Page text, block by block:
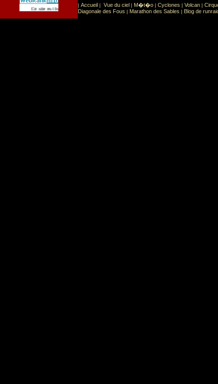
Ce site est list� dans la cat�gorie Sport: Sports extr�mes
| Accueil | Vue du ciel | M�t�o | Cyclones | Volcan |
Diagonale des Fous | Marathon des Sables | Blog de